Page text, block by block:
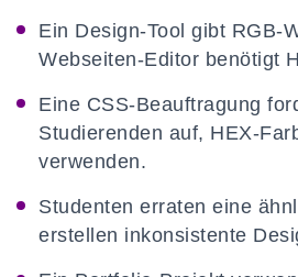
Ein Design-Tool gibt RGB-
Webseiten-Editor benötigt
Eine CSS-Beauftragung
Studierenden auf, HEX-
verwenden.
Studenten erraten eine
erstellen inkonsistente